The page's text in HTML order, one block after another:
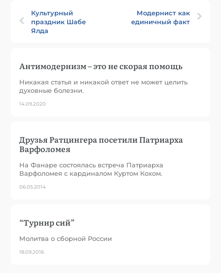
Культурный
праздник Шабе
Ялда
Модернист как
единичный факт
Антимодернизм – это не скорая помощь
Никакая статья и никакой ответ не может целить
духовные болезни.
14.09.2020
Друзья Ратцингера посетили Патриарха
Варфоломея
На Фанаре состоялась встреча Патриарха
Варфоломея с кардиналом Куртом Кохом.
06.05.2014
“Турнир сий”
Молитва о сборной России
18.09.2016